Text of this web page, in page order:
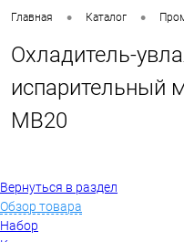
Главная • Каталог •
Охладитель-
испарительный
MB20
Вернуться в раздел
Обзор товара
Набор